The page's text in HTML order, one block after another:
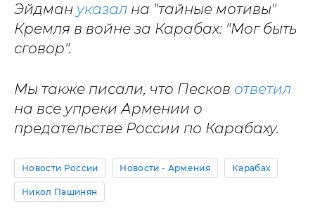
Эйдман указал на "тайные мотивы"
Кремля в войне за Карабах: "Мог быть
сговор".
Мы также писали, что Песков ответил
на все упреки Армении о
предательстве России по Карабаху.
Новости России Новости - Армения Карабах
Никол Пашинян